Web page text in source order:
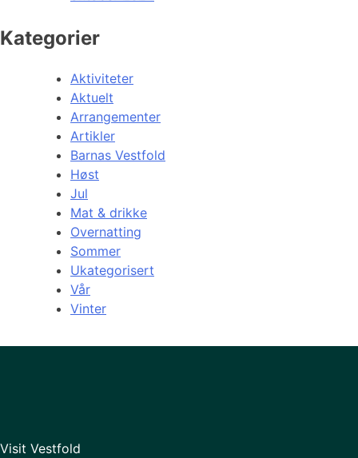
Kategorier
Aktiviteter
Aktuelt
Arrangementer
Artikler
Barnas Vestfold
Høst
Jul
Mat & drikke
Overnatting
Sommer
Ukategorisert
Vår
Vinter
Visit Vestfold